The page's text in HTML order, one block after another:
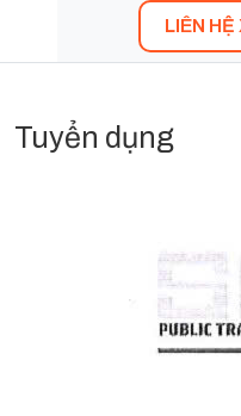
LIÊN
Tuyển dụng